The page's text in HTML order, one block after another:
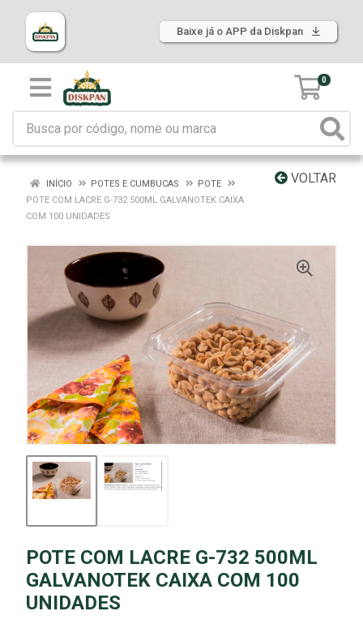
Baixe já o APP da Diskpan
0
VOLTAR
INÍCIO POTES E CUMBUCAS
POTE
POTE COM LACRE G-732 500ML GALVANOTEK CAIXA
COM 100 UNIDADES
POTE COM LACRE G-732 500ML
GALVANOTEK CAIXA COM 100
UNIDADES